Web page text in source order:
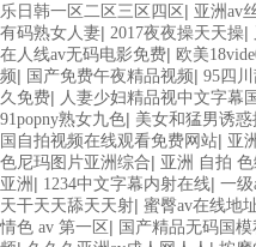
乐日韩一区二区三区四区 | 亚洲av
有码熟女人妻| 2017夜夜操天天操|
在人线av无码电影免费| 欧美
频| 国产免费午夜精品视频| 95四
久免费| 人妻少妇精品视中文字幕
91popny熟女九色| 美女和猛男诱
国自拍视频在线观看免费网站| 亚
色尼玛图片亚洲综合| 亚洲 自拍
亚洲 | 1234中文字幕内射在线| 一
天干天天舔天天射| 蜜臀av在线地
情色 av 第一区 | 国产精品无码国